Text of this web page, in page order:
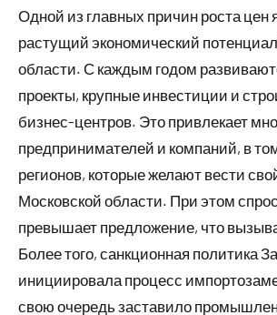
Одной из главных причин роста цен
растущий экономический
области. С каждым годом
проекты, крупные инвестиции и
бизнес-центров. Это привлекает
предпринимателей и компаний, в
регионов, которые желают вести
Московской области. При этом
превышает предложение, что
Более того, санкционная политика
инициировала процесс
свою очередь заставило